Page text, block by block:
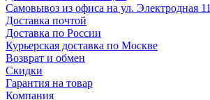
Самовывоз из офиса на ул. Электродная 11
Доставка почтой
Доставка по России
Курьерская доставка по Москве
Возврат и обмен
Скидки
Гарантия на товар
Компания